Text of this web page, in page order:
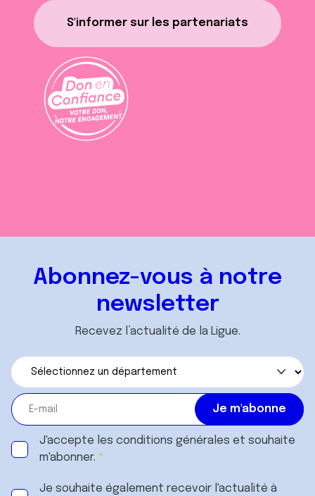
S'informer sur les partenariats
Abonnez-vous à notre
newsletter
Recevez l’actualité de la Ligue.
J'accepte les conditions générales et souhaite
m'abonner.
Je souhaite également recevoir l'actualité à